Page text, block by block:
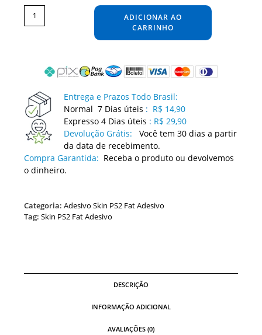
Skin
PS2
Fat
Adesivo
Protetora
ADICIONAR AO
CARRINHO
Entrega e Prazos Todo Brasil:
Normal 7 Dias úteis : R$ 14,90
Expresso 4 Dias úteis : R$ 29,90
Devolução Grátis:
Você tem 30 dias a partir
da data de recebimento.
Compra Garantida: Receba o produto ou devolvemos
o dinheiro.
Categoria:Adesivo Skin PS2 Fat Adesivo
Tag:Skin PS2 Fat Adesivo
DESCRIÇÃO
INFORMAÇÃO ADICIONAL
AVALIAÇÕES (0)